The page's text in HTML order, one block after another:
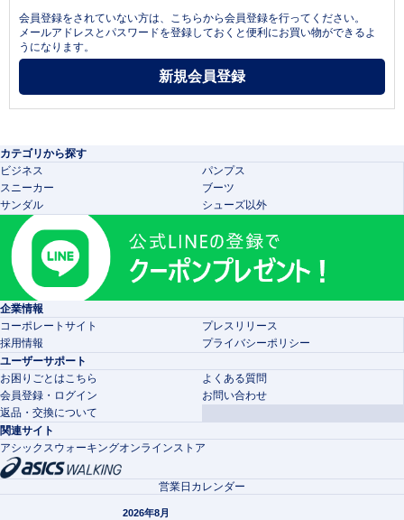
会員登録をされていない方は、こちらから会員登録を行ってください。
メールアドレスとパスワードを登録しておくと便利にお買い物ができるよ
うになります。
カテゴリから探す
ビジネス
パンプス
スニーカー
ブーツ
サンダル
シューズ以外
企業情報
コーポレートサイト
プレスリリース
採用情報
プライバシーポリシー
ユーザーサポート
お困りごとはこちら
よくある質問
会員登録・ログイン
お問い合わせ
返品・交換について
関連サイト
アシックスウォーキングオンラインストア
営業日カレンダー
2026年8月